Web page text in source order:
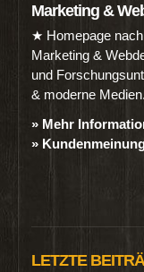
Marketing &
★ Homepage
Marketing &
und
& moderne
» Mehr
»
LETZTE